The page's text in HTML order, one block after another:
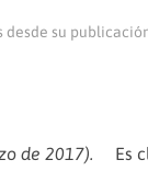
desde su
de 2017). Es